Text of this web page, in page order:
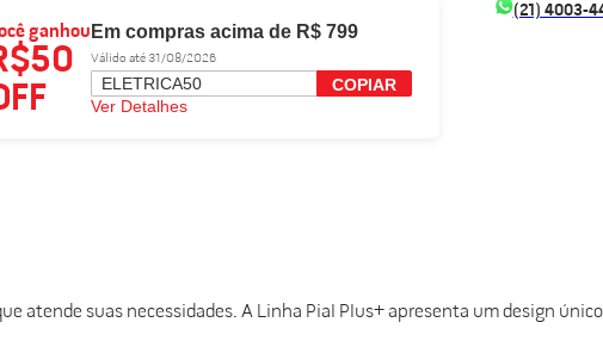
ganhou Em compras acima de R$ 799
Válido até 31/08/2026
ELETRICA50
COPIAR
Ver Detalhes
(21) 4003-
atende suas necessidades. A Linha Pial Plus+ apresenta um design